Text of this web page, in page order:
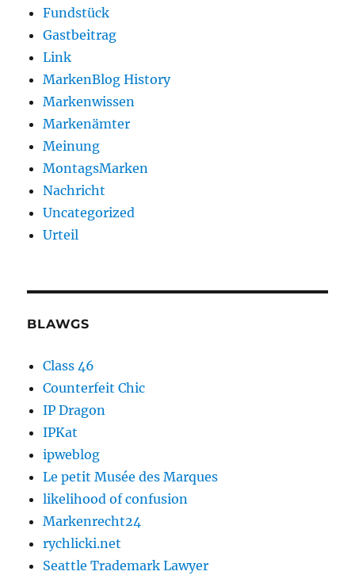
Fundstück
Gastbeitrag
Link
MarkenBlog History
Markenwissen
Markenämter
Meinung
MontagsMarken
Nachricht
Uncategorized
Urteil
BLAWGS
Class 46
Counterfeit Chic
IP Dragon
IPKat
ipweblog
Le petit Musée des Marques
likelihood of confusion
Markenrecht24
rychlicki.net
Seattle Trademark Lawyer